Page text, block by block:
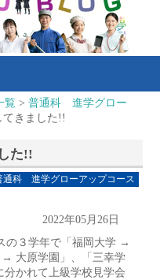
覧 >普通科 進学グロー
てきました!!
た!!
通科 進学グローアップコース
2022年05月26日
の３学年で「福岡大学 →
→ 大原学園」、「三幸学
かれて上級学校見学会